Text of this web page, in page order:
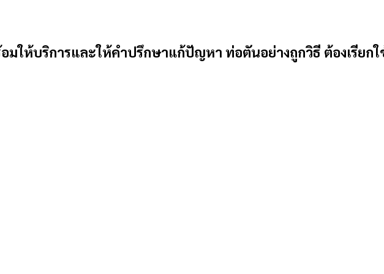
มให้บริการและให้คำปรึกษาแก้ปัญหา ท่อตันอย่างถูกวิธี ต้องเรียกใ